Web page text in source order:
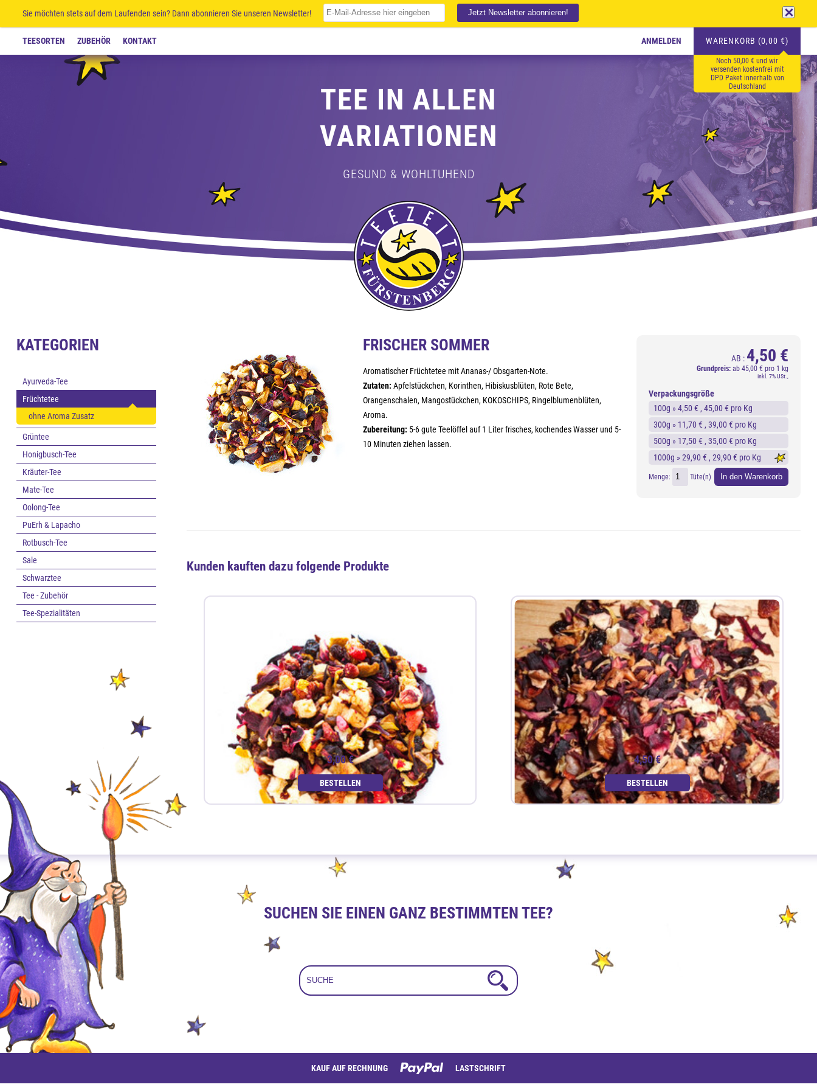
Sie möchten stets auf dem Laufenden sein? Dann abonnieren Sie unseren Newsletter!
TEESORTEN ZUBEHÖR KONTAKT ANMELDEN WARENKORB (0,00 €)
Noch 50,00 € und wir
versenden kostenfrei mit
DPD Paket innerhalb von
Deutschland
TEE IN ALLEN
VARIATIONEN
GESUND & WOHLTUHEND
KATEGORIEN
Ayurveda-Tee
Früchtetee
ohne Aroma Zusatz
Grüntee
Honigbusch-Tee
Kräuter-Tee
Mate-Tee
Oolong-Tee
PuErh & Lapacho
Rotbusch-Tee
Sale
Schwarztee
Tee - Zubehör
Tee-Spezialitäten
FRISCHER SOMMER
Aromatischer Früchtetee mit Ananas-/ Obsgarten-Note.
Zutaten: Apfelstückchen, Korinthen, Hibiskusblüten, Rote Bete,
Orangenschalen, Mangostückchen, KOKOSCHIPS, Ringelblumenblüten,
Aroma.
Zubereitung: 5-6 gute Teelöffel auf 1 Liter frisches, kochendes Wasser und 5-
10 Minuten ziehen lassen.
AB : 4,50 €
Grundpreis: ab 45,00 € pro 1 kg
inkl. 7% USt.,
Verpackungsgröße
100g »4,50 € , 45,00 € pro Kg
300g » 11,70 € , 39,00 € pro Kg
500g » 17,50 € , 35,00 € pro Kg
1000g »29,90 € , 29,90 € pro Kg
Menge: Tüte(n) In den Warenkorb
Kunden kauften dazu folgende Produkte
Früchte Knaller 100g
3,00 €
BESTELLEN
4,50 €
BESTELLEN
SUCHEN SIE EINEN GANZ BESTIMMTEN TEE?
KAUF AUF RECHNUNG
LASTSCHRIFT